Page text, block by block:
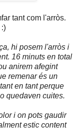
tant com l'arròs.
hi posem l'arròs i
16 minuts en total
anirem afegint
remenar és un
en tant perque
quedaven cuites.
i on pots gaudir
estic content